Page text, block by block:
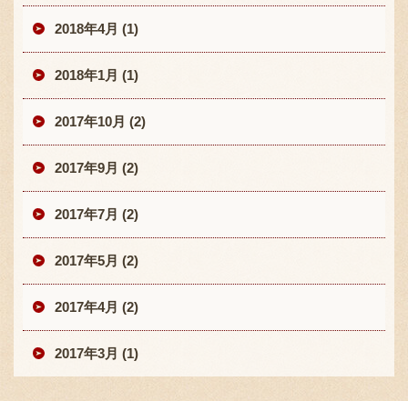
2018年4月 (1)
2018年1月 (1)
2017年10月 (2)
2017年9月 (2)
2017年7月 (2)
2017年5月 (2)
2017年4月 (2)
2017年3月 (1)